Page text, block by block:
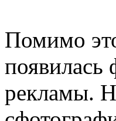
Помимо
появилась
рекламы.